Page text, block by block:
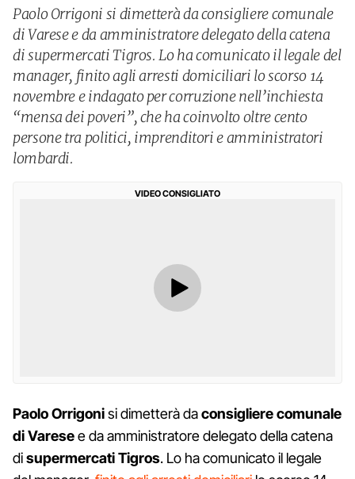
Paolo Orrigoni si dimetterà da consigliere comunale
di Varese e da amministratore delegato della catena
di supermercati Tigros. Lo ha comunicato il legale del
manager, finito agli arresti domiciliari lo scorso 14
novembre e indagato per corruzione nell’inchiesta
“mensa dei poveri”, che ha coinvolto oltre cento
persone tra politici, imprenditori e amministratori
lombardi.
VIDEO CONSIGLIATO
Paolo Orrigonisi dimetterà daconsigliere comunale
di Varesee da amministratore delegato della catena
disupermercatiTigros. Lo ha comunicato il legale